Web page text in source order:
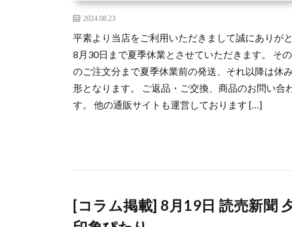
2024.08.23
平素より当店をご利用いただきまして誠にありが
8月30日まで夏季休業とさせていただきます。 そ
のご注文分まで夏季休業前の発送、それ以降は休
形となります。 ご返品・ご交換、商品のお問い
す。 他の通販サイトも運営しております […]
[コラム掲載] 8月19日 読売新聞